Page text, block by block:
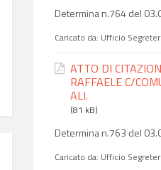
Determina n.764 del
Caricato da: Ufficio
ATTO DI
RAFFAELE C/
ALI.
(81 kB)
Determina n.763 del
Caricato da: Ufficio